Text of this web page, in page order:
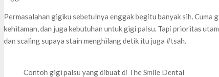
Permasalahan gigiku sebetulnya enggak begitu banyak sih.
kehitaman, dan juga kebutuhan untuk gigi palsu. Tapi prioritas
dan scaling supaya stain menghilang detik itu juga #tsah.
Contoh gigi palsu yang dibuat di The Smile Dental